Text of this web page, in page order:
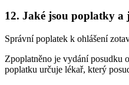
12. Jaké jsou poplatky a
Správní poplatek k ohlášení
Zpoplatněno je vydání posudku
poplatku určuje lékař, který